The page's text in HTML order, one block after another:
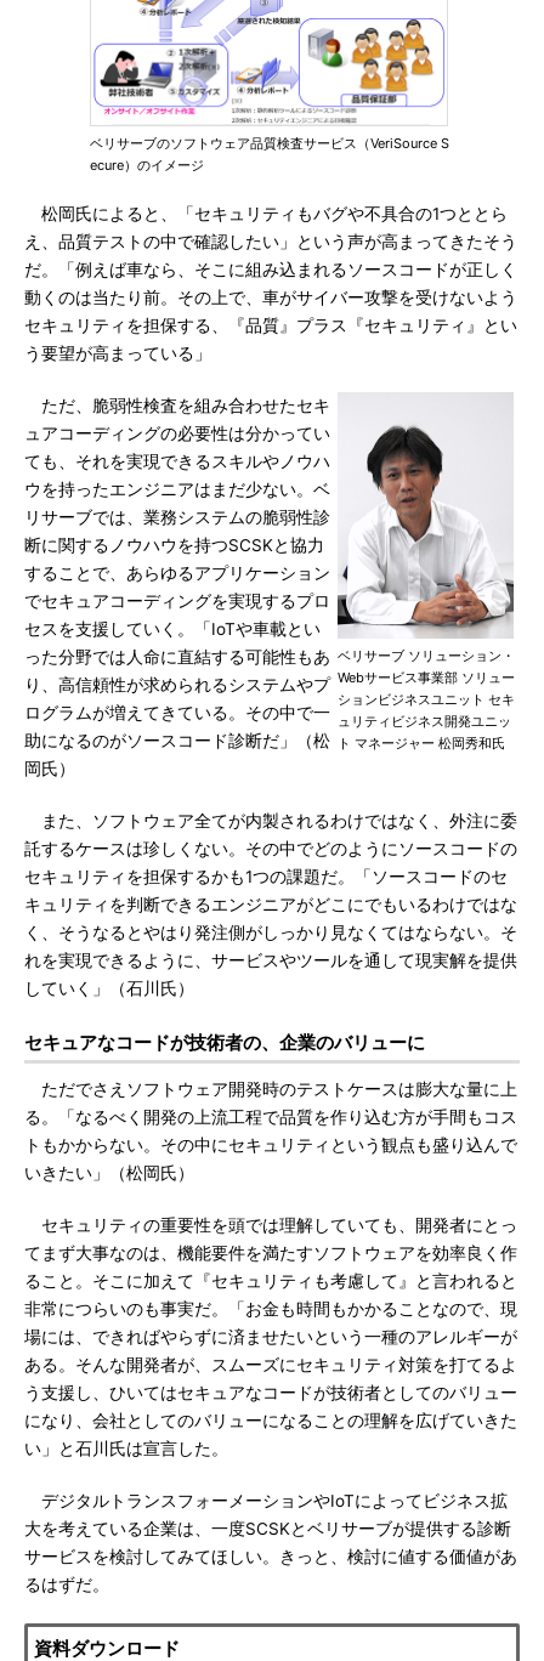
ベリサーブのソフトウェア品質検査サービス（VeriSource S
ecure）のイメージ
松岡氏によると、「セキュリティもバグや不具合の1つととら
え、品質テストの中で確認したい」という声が高まってきたそう
だ。「例えば車なら、そこに組み込まれるソースコードが正しく
動くのは当たり前。その上で、車がサイバー攻撃を受けないよう
セキュリティを担保する、『品質』プラス『セキュリティ』とい
う要望が高まっている」
ベリサーブ ソリューション・
Webサービス事業部 ソリュー
ションビジネスユニット セキ
ュリティビジネス開発ユニッ
ト マネージャー 松岡秀和氏
ただ、脆弱性検査を組み合わせたセキ
ュアコーディングの必要性は分かってい
ても、それを実現できるスキルやノウハ
ウを持ったエンジニアはまだ少ない。ベ
リサーブでは、業務システムの脆弱性診
断に関するノウハウを持つSCSKと協力
することで、あらゆるアプリケーション
でセキュアコーディングを実現するプロ
セスを支援していく。「IoTや車載とい
った分野では人命に直結する可能性もあ
り、高信頼性が求められるシステムやプ
ログラムが増えてきている。その中で一
助になるのがソースコード診断だ」（松
岡氏）
また、ソフトウェア全てが内製されるわけではなく、外注に委
託するケースは珍しくない。その中でどのようにソースコードの
セキュリティを担保するかも1つの課題だ。「ソースコードのセ
キュリティを判断できるエンジニアがどこにでもいるわけではな
く、そうなるとやはり発注側がしっかり見なくてはならない。そ
れを実現できるように、サービスやツールを通して現実解を提供
していく」（石川氏）
セキュアなコードが技術者の、企業のバリューに
ただでさえソフトウェア開発時のテストケースは膨大な量に上
る。「なるべく開発の上流工程で品質を作り込む方が手間もコス
トもかからない。その中にセキュリティという観点も盛り込んで
いきたい」（松岡氏）
セキュリティの重要性を頭では理解していても、開発者にとっ
てまず大事なのは、機能要件を満たすソフトウェアを効率良く作
ること。そこに加えて『セキュリティも考慮して』と言われると
非常につらいのも事実だ。「お金も時間もかかることなので、現
場には、できればやらずに済ませたいという一種のアレルギーが
ある。そんな開発者が、スムーズにセキュリティ対策を打てるよ
う支援し、ひいてはセキュアなコードが技術者としてのバリュー
になり、会社としてのバリューになることの理解を広げていきた
い」と石川氏は宣言した。
デジタルトランスフォーメーションやIoTによってビジネス拡
大を考えている企業は、一度SCSKとベリサーブが提供する診断
サービスを検討してみてほしい。きっと、検討に値する価値があ
るはずだ。
資料ダウンロード